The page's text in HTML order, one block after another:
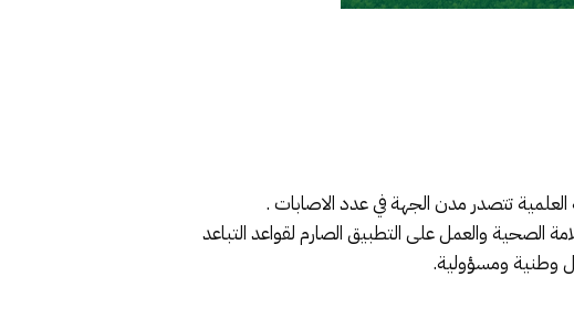
الصحية والعمل على التطبيق الصارم لقواعد التباعد
بكل وطنية ومسؤولية.